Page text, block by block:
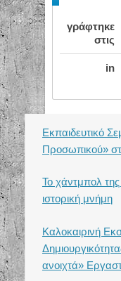
γράφτηκε
στις
in
Εκπαιδευτικό
Προσωπικού»
Το χάντμπολ
ιστορική μνήμη
Καλοκαιρινή
ανοιχτά»